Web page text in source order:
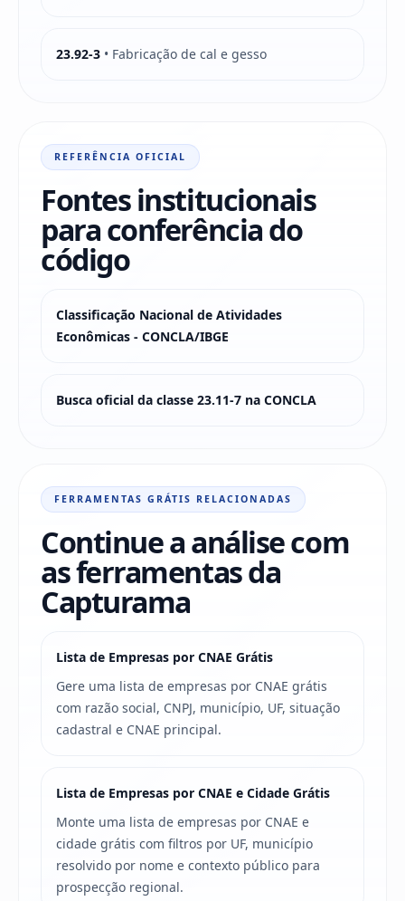
23.92-3 • Fabricação de cal e gesso
REFERÊNCIA OFICIAL
Fontes institucionais
para conferência do
código
Classificação Nacional de Atividades
Econômicas - CONCLA/IBGE
Busca oficial da classe 23.11-7 na CONCLA
FERRAMENTAS GRÁTIS RELACIONADAS
Continue a análise com
as ferramentas da
Capturama
Lista de Empresas por CNAE Grátis
Gere uma lista de empresas por CNAE grátis
com razão social, CNPJ, município, UF, situação
cadastral e CNAE principal.
Lista de Empresas por CNAE e Cidade Grátis
Monte uma lista de empresas por CNAE e
cidade grátis com filtros por UF, município
resolvido por nome e contexto público para
prospecção regional.